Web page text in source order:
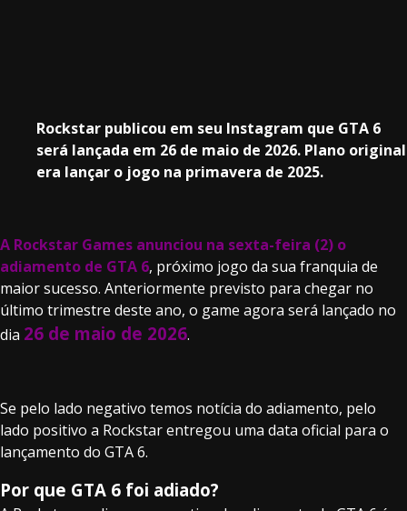
Rockstar publicou em seu Instagram que GTA 6
será lançada em 26 de maio de 2026. Plano original
era lançar o jogo na primavera de 2025.
A Rockstar Games anunciou na sexta-feira (2) o
adiamento de GTA 6, próximo jogo da sua franquia de
maior sucesso. Anteriormente previsto para chegar no
último trimestre deste ano, o game agora será lançado no
dia 26 de maio de 2026.
Se pelo lado negativo temos notícia do adiamento, pelo
lado positivo a Rockstar entregou uma data oficial para o
lançamento do GTA 6.
Por que GTA 6 foi adiado?